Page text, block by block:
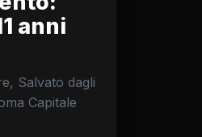
anni
Salvato dagli
Capitale